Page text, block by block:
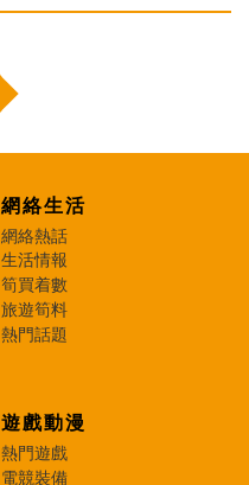
網絡生活
網絡熱話
生活情報
筍買着數
旅遊筍料
熱門話題
遊戲動漫
熱門遊戲
電競裝備